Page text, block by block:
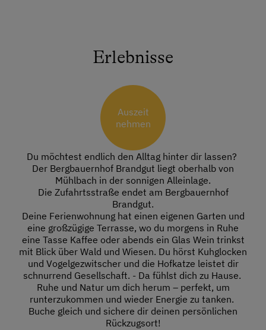
Erlebnisse
Auszeit
nehmen
Du möchtest endlich den Alltag hinter dir lassen?
Der Bergbauernhof Brandgut liegt oberhalb von
Mühlbach in der sonnigen Alleinlage.
Die Zufahrtsstraße endet am Bergbauernhof
Brandgut.
Deine Ferienwohnung hat einen eigenen Garten und
eine großzügige Terrasse, wo du morgens in Ruhe
eine Tasse Kaffee oder abends ein Glas Wein trinkst
mit Blick über Wald und Wiesen. Du hörst Kuhglocken
und Vogelgezwitscher und die Hofkatze leistet dir
schnurrend Gesellschaft. - Da fühlst dich zu Hause.
Ruhe und Natur um dich herum – perfekt, um
runterzukommen und wieder Energie zu tanken.
Buche gleich und sichere dir deinen persönlichen
Rückzugsort!